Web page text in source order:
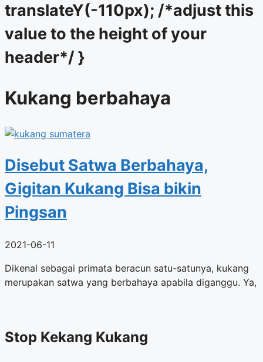
translateY(-110px); /*adjust this
value to the height of your
header*/ }
Kukang berbahaya
Disebut Satwa Berbahaya,
Gigitan Kukang Bisa bikin
Pingsan
2021-06-11
Dikenal sebagai primata beracun satu-satunya, kukang
merupakan satwa yang berbahaya apabila diganggu. Ya,
Stop Kekang Kukang